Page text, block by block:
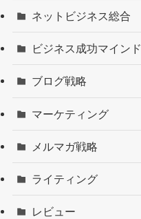
ネットビジネス総合
ビジネス成功マインド
ブログ戦略
マーケティング
メルマガ戦略
ライティング
レビュー